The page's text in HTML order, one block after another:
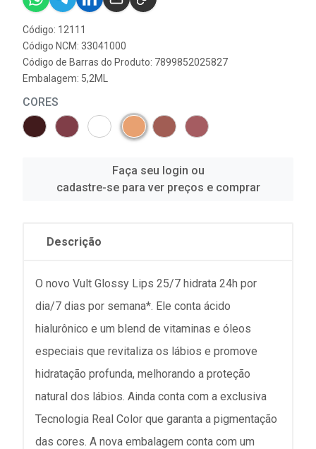
Código: 12111
Código NCM: 33041000
Código de Barras do Produto: 7899852025827
Embalagem: 5,2ML
CORES
Faça seu login ou
cadastre-se para ver preços e comprar
Descrição
O novo Vult Glossy Lips 25/7 hidrata 24h por
dia/7 dias por semana*. Ele conta ácido
hialurônico e um blend de vitaminas e óleos
especiais que revitaliza os lábios e promove
hidratação profunda, melhorando a proteção
natural dos lábios. Ainda conta com a exclusiva
Tecnologia Real Color que garanta a pigmentação
das cores. A nova embalagem conta com um